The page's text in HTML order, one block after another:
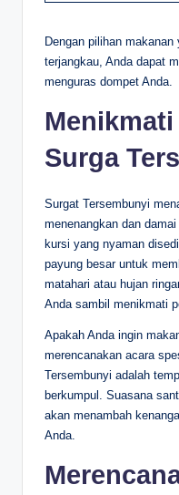
Dengan pilihan
terjangkau, Anda dapat
menguras dompet Anda.
Surga
Surgat Tersembunyi
menenangkan dan
kursi yang nyaman
payung besar untuk
matahari atau hujan
Anda sambil menikmati
Apakah Anda ingin
merencanakan acara
Tersembunyi adalah
berkumpul. Suasana
akan menambah
Anda.